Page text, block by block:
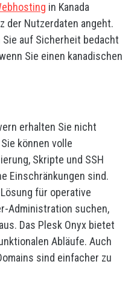
in Kanada
der Nutzerdaten angeht.
Sie auf Sicherheit bedacht
Sie einen kanadischen
erhalten Sie nicht
Sie können volle
Skripte und SSH
Einschränkungen sind.
für operative
Administration suchen,
Das Plesk Onyx bietet
Abläufe. Auch
sind einfacher zu